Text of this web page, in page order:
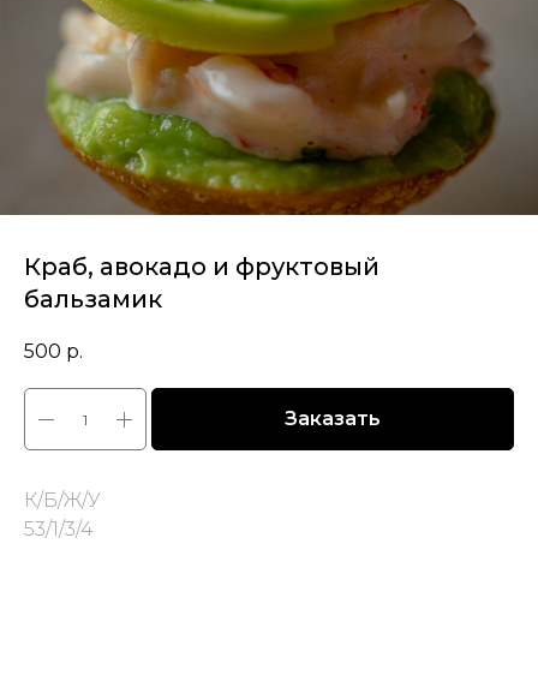
Краб, авокадо и фруктовый
бальзамик
500 р.
Заказать
К/Б/Ж/У
53/1/3/4